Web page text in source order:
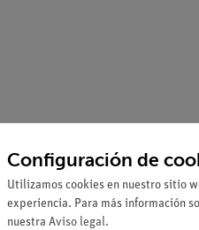
Configuración de
Utilizamos cookies en nuestro sitio
experiencia. Para más información
nuestra Aviso legal.